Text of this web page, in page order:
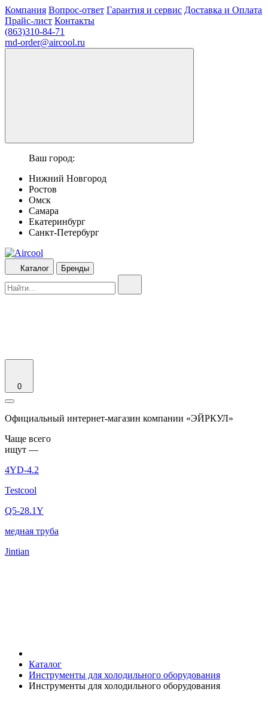
Компания Вопрос-ответ Гарантия и сервис Доставка и Оплата
Прайс-лист Контакты
(863)310-84-71
rnd-order@aircool.ru
Ваш город:
Нижний Новгород
Ростов
Омск
Самара
Екатеринбург
Санкт-Петербург
Каталог Бренды
0
Официальный интернет-магазин компании «ЭЙРКУЛ»
Чаще вcего
ищут —
4YD-4.2
Testcool
Q5-28.1Y
медная труба
Jintian
Каталог
Инструменты для холодильного оборудования
Инструменты для холодильного оборудования